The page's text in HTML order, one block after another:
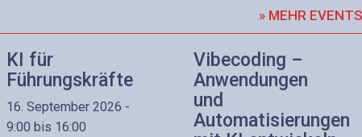
» MEHR
KI für
Führungskräfte
16. September 2026 -
9:00 bis 16:00
Vibecoding –
Anwendungen
und
Automatisierungen